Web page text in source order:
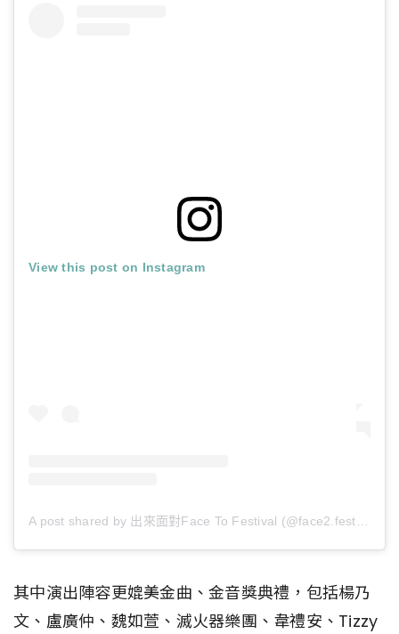
View this post on Instagram
A post shared by 出來面對Face To Festival (@face2.festival)
其中演出陣容更媲美金曲、金音獎典禮，包括楊乃
文、盧廣仲、魏如萱、滅火器樂團、韋禮安、Tizzy